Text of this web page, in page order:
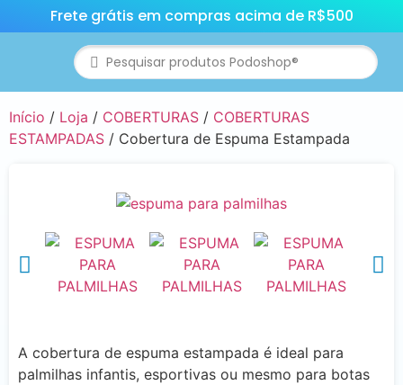
Frete grátis em compras acima de R$500
Início / Loja / COBERTURAS / COBERTURAS
ESTAMPADAS / Cobertura de Espuma Estampada
A cobertura de espuma estampada é ideal para
palmilhas infantis, esportivas ou mesmo para botas